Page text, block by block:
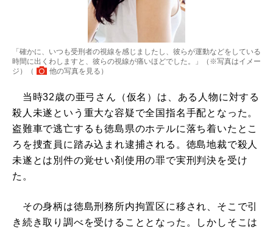
「確かに、いつも受刑者の視線を感じましたし、彼らが運動などをしている
時間に出くわしますと、彼らの視線が痛いほどでした。」（※写真はイメー
ジ）（
他の写真を見る ）
当時32歳の亜弓さん（仮名）は、ある人物に対する
殺人未遂という重大な容疑で全国指名手配となった。
盗難車で逃亡するも徳島県のホテルに落ち着いたとこ
ろを捜査員に踏み込まれ逮捕される。徳島地裁で殺人
未遂とは別件の覚せい剤使用の罪で実刑判決を受け
た。
その身柄は徳島刑務所内拘置区に移され、そこで引
き続き取り調べを受けることとなった。しかしそこは